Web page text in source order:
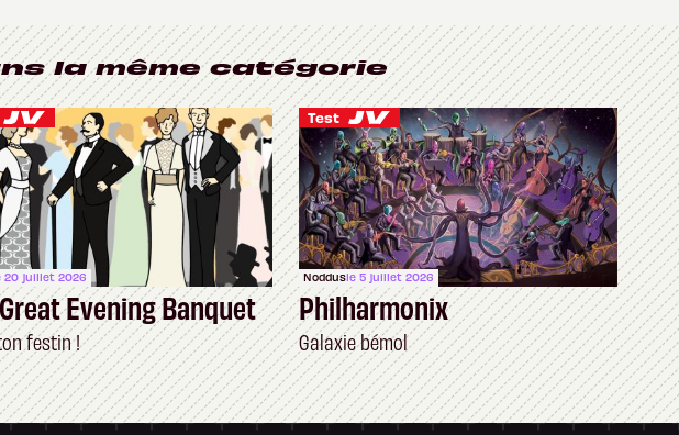
la même catégorie
20 juillet 2026
Evening Banquet
festin !
Test
Noddusle 5 juillet 2026
Philharmonix
Galaxie bémol